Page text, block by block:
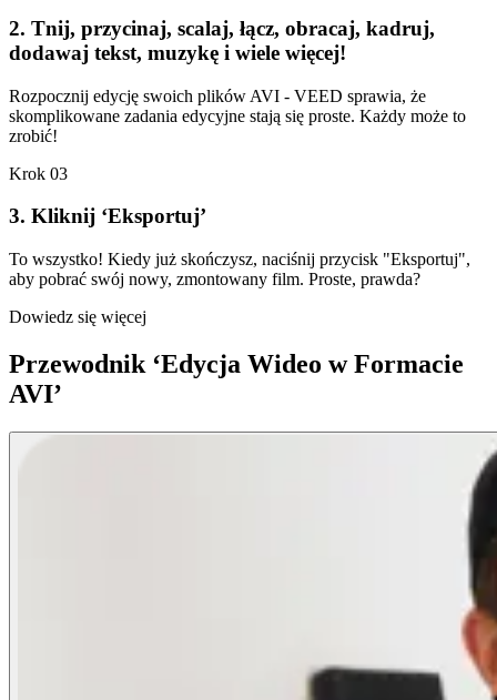
2. Tnij, przycinaj, scalaj, łącz, obracaj, kadruj,
dodawaj tekst, muzykę i wiele więcej!
Rozpocznij edycję swoich plików AVI - VEED sprawia, że
skomplikowane zadania edycyjne stają się proste. Każdy może to
zrobić!
Krok 03
3. Kliknij ‘Eksportuj’
To wszystko! Kiedy już skończysz, naciśnij przycisk "Eksportuj",
aby pobrać swój nowy, zmontowany film. Proste, prawda?
Dowiedz się więcej
Przewodnik ‘Edycja Wideo w Formacie
AVI’